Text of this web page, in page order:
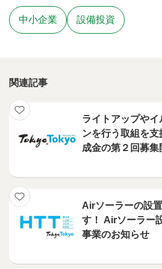
中小企業 設備投資
関連記事
ライトアップやイ
ンを行う取組を
成金の第２回募集
Airソーラーの設
す！ Airソーラー設置事業者支援
事業のお知らせ